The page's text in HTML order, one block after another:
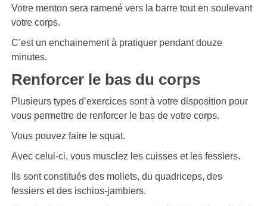
Votre menton sera ramené vers la barre tout en soulevant
votre corps.
C’est un enchainement à pratiquer pendant douze
minutes.
Renforcer le bas du corps
Plusieurs types d’exercices sont à votre disposition pour
vous permettre de renforcer le bas de votre corps.
Vous pouvez faire le squat.
Avec celui-ci, vous musclez les cuisses et les fessiers.
Ils sont constitués des mollets, du quadriceps, des
fessiers et des ischios-jambiers.